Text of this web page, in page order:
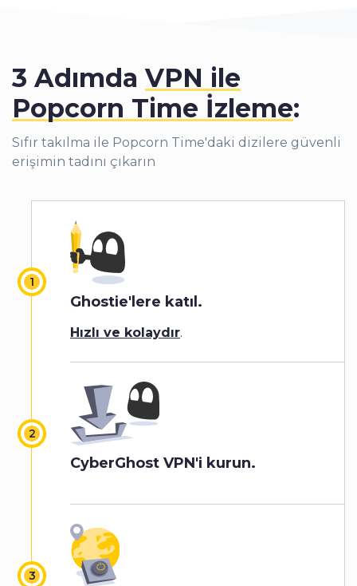
3 Adımda VPN ile
Popcorn Time İzleme:
Sıfır takılma ile Popcorn Time'daki dizilere güvenli
erişimin tadını çıkarın
Ghostie'lere katıl.
Hızlı ve kolaydır.
CyberGhost VPN'i kurun.